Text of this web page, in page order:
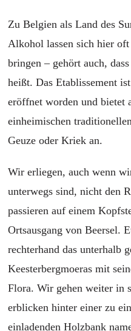
Zu Belgien als Land des
Alkohol lassen sich hier
bringen – gehört auch,
heißt. Das Etablissement
eröffnet worden und bietet
einheimischen
Geuze oder Kriek an.
Wir erliegen, auch wenn
unterwegs sind, nicht den
passieren auf einem
Ortsausgang von Beersel.
rechterhand das unterhalb
Keesterbergmoeras mit
Flora. Wir gehen weiter in
erblicken hinter einer zu
einladenden Holzbank